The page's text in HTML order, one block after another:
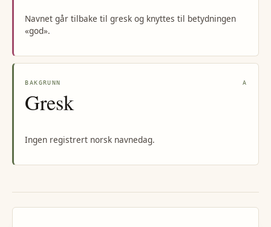
Navnet går tilbake til gresk og knyttes til betydningen
«god».
BAKGRUNN A
Gresk
Ingen registrert norsk navnedag.